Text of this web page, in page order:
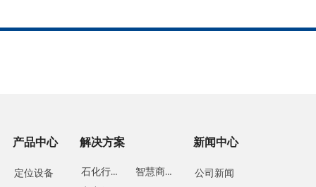
产品中心
定位设备
解决方案
石化行业
智慧商业
新闻中心
公司新闻